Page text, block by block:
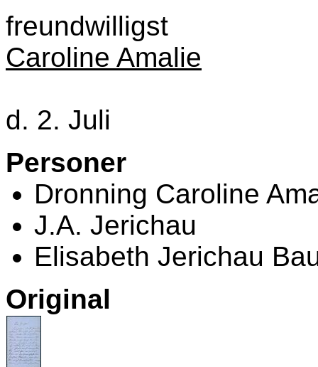
freundwilligst
Caroline Amalie
d. 2. Juli
Personer
Dronning Caroline
J.A. Jerichau
Elisabeth Jerichau
Original